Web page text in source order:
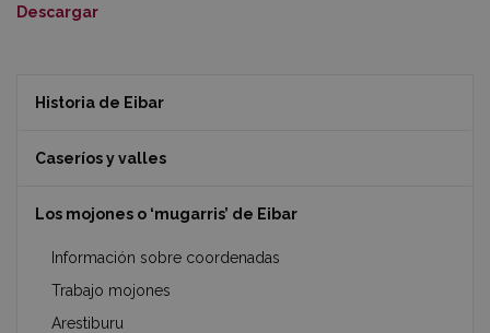
Descargar
Historia de Eibar
Caseríos y valles
Los mojones o ‘mugarris’ de Eibar
Información sobre coordenadas
Trabajo mojones
Arestiburu